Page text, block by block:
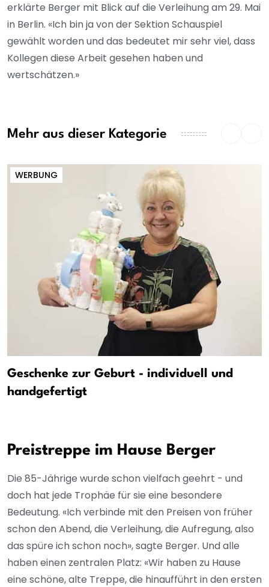
erklärte Berger mit Blick auf die Verleihung am 29. Mai
in Berlin. «Ich bin ja von der Sektion Schauspiel
gewählt worden und das bedeutet mir sehr viel, dass
Kollegen diese Arbeit gesehen haben und
wertschätzen.»
Mehr aus dieser Kategorie
WERBUNG
Geschenke zur Geburt - individuell und
handgefertigt
Preistreppe im Hause Berger
Die 85-Jährige wurde schon vielfach geehrt - und
doch hat jede Trophäe für sie eine besondere
Bedeutung. «Ich verbinde mit den Preisen von früher
schon den Abend, die Verleihung, die Aufregung, also
das spüre ich schon noch», sagte Berger. Und alle
haben einen zentralen Platz: «Wir haben zu Hause
eine schöne, alte Treppe, die hinaufführt in den ersten